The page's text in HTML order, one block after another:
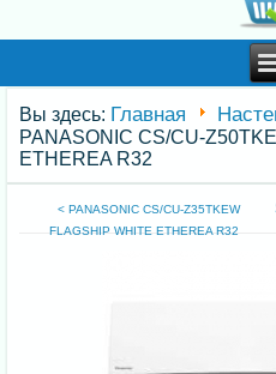
Вы здесь: Главная
PANASONIC CS/CU-
ETHEREA R32
< PANASONIC CS/CU-Z35TKEW
FLAGSHIP WHITE ETHEREA R32